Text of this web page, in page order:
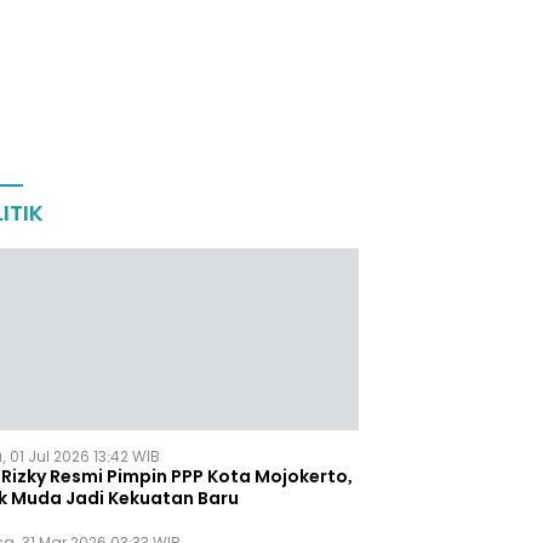
01 Jul 2026 13:42 WIB
Resmi Pimpin PPP Kota Mojokerto,
Muda Jadi Kekuatan Baru